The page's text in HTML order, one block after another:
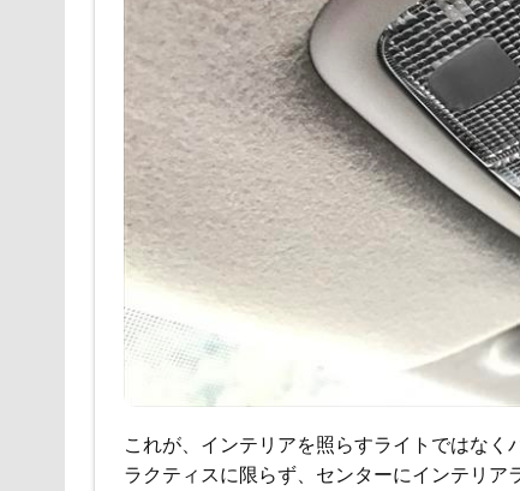
これが、インテリアを照らすライトではなく
ラクティスに限らず、センターにインテリ